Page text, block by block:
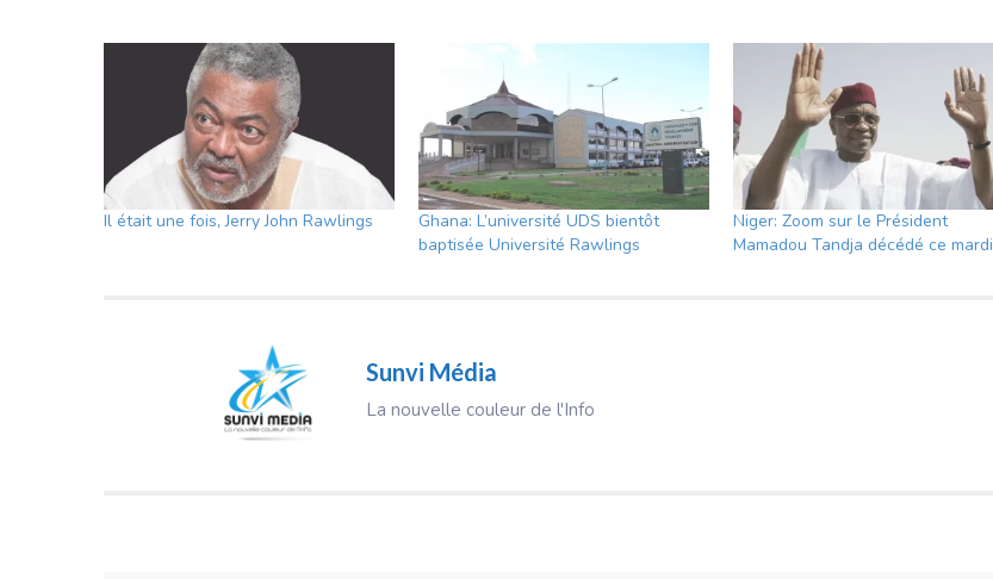
Il était une fois, Jerry John Rawlings
Ghana: L’université UDS bientôt
baptisée Université Rawlings
Niger: Zoom sur le Président
Mamadou Tandja décédé ce mardi
Sunvi Média
La nouvelle couleur de l'Info